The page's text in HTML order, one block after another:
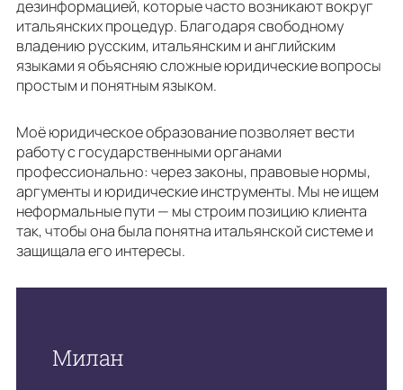
дезинформацией, которые часто возникают вокруг
итальянских процедур. Благодаря свободному
владению русским, итальянским и английским
языками я объясняю сложные юридические вопросы
простым и понятным языком.
Моё юридическое образование позволяет вести
работу с государственными органами
профессионально: через законы, правовые нормы,
аргументы и юридические инструменты. Мы не ищем
неформальные пути — мы строим позицию клиента
так, чтобы она была понятна итальянской системе и
защищала его интересы.
Милан